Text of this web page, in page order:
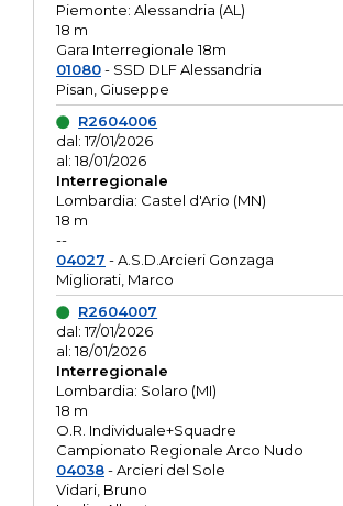
Piemonte: Alessandria (AL)
18 m
Gara Interregionale 18m
01080- SSD DLF Alessandria
Pisan, Giuseppe
R2604006
dal: 17/01/2026
al: 18/01/2026
Interregionale
Lombardia: Castel d'Ario (MN)
18 m
--
04027 - A.S.D.Arcieri Gonzaga
Migliorati, Marco
R2604007
dal: 17/01/2026
al: 18/01/2026
Interregionale
Lombardia: Solaro (MI)
18 m
O.R. Individuale+Squadre
Campionato Regionale Arco Nudo
04038- Arcieri del Sole
Vidari, Bruno